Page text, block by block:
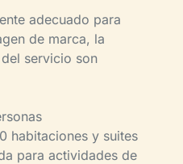
adecuado para
de marca, la
servicio son
habitaciones y suites
para actividades de